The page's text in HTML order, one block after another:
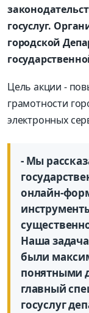
госуслуг.
городской
Цель акции -
грамотности
электронных
- Мы
онлайн-
Наша
были
понятными
главный
госуслуг